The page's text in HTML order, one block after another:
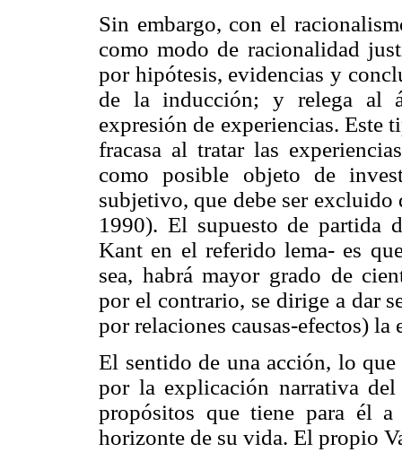
Sin embargo, con el
como modo de racionalidad
por hipótesis, evidencias y
de la inducción; y relega al
expresión de experiencias.
fracasa al tratar las
como posible objeto de
subjetivo, que debe ser
1990). El supuesto de partida
Kant en el referido lema- es
sea, habrá mayor grado de
por el contrario, se dirige a dar
por relaciones causas-efectos)
El sentido de una acción, lo
por la explicación narrativa
propósitos que tiene para él
horizonte de su vida. El propio